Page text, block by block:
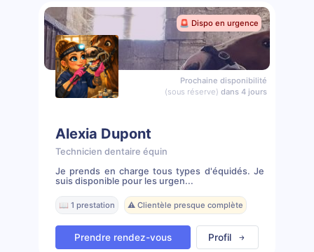
🚨 Dispo en urgence
Prochaine disponibilité
(sous réserve) dans 4 jours
Alexia Dupont
Technicien dentaire équin
Je prends en charge tous types d'équidés. Je
suis disponible pour les urgen...
📖 1 prestation ⚠️ Clientèle presque complète
Prendre rendez-vous Profil